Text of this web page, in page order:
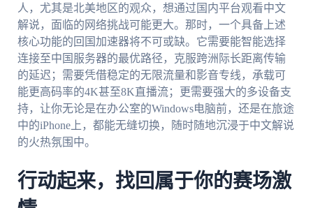
人，尤其是北美地区的观众，想通过国内平台观看中文
解说，面临的网络挑战可能更大。那时，一个具备上述
核心功能的回国加速器将不可或缺。它需要能智能选择
连接至中国服务器的最优路径，克服跨洲际长距离传输
的延迟；需要凭借稳定的无限流量和影音专线，承载可
能更高码率的4K甚至8K直播流；更需要强大的多设备支
持，让你无论是在办公室的Windows电脑前，还是在旅途
中的iPhone上，都能无缝切换，随时随地沉浸于中文解说
的火热氛围中。
行动起来，找回属于你的赛场激